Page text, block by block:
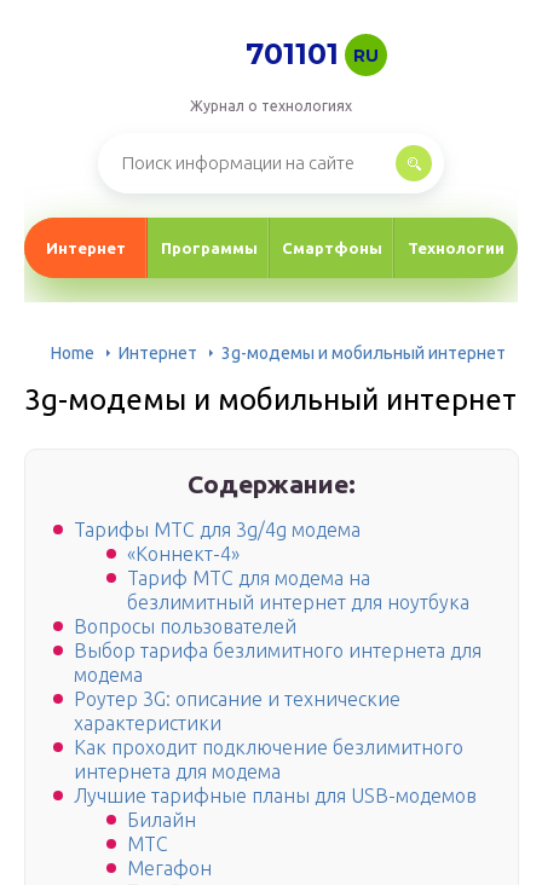
701101 RU
Журнал о технологиях
Интернет Программы Смартфоны Технологии
Home Интернет 3g-модемы и мобильный интернет
3g-модемы и мобильный интернет
Содержание:
Тарифы МТС для 3g/4g модема
«Коннект-4»
Тариф МТС для модема на
безлимитный интернет для ноутбука
Вопросы пользователей
Выбор тарифа безлимитного интернета для
модема
Роутер 3G: описание и технические
характеристики
Как проходит подключение безлимитного
интернета для модема
Лучшие тарифные планы для USB-модемов
Билайн
МТС
Мегафон